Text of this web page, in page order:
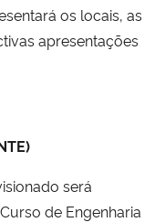
os locais, as
apresentações
será
de Engenharia